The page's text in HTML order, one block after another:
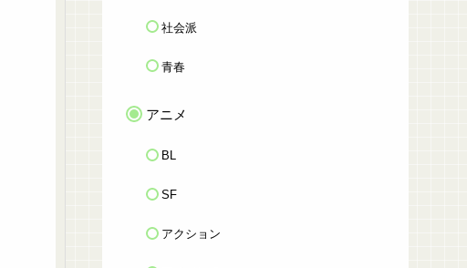
社会派
青春
アニメ
BL
SF
アクション